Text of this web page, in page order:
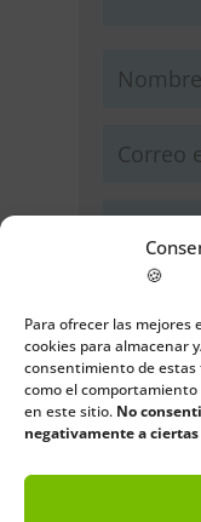
🍪
Para ofrecer las mejores
cookies para almacenar
consentimiento de
como el
en este sitio. No
negativamente a
electrónico
para la